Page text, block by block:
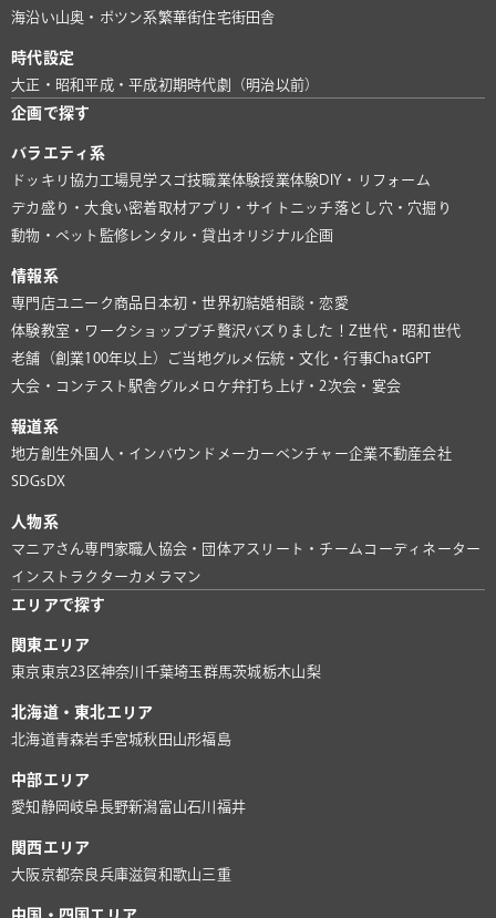
海沿い山奥・ポツン系繁華街住宅街田舎
時代設定
大正・昭和平成・平成初期時代劇（明治以前）
企画で探す
バラエティ系
ドッキリ協力 工場見学 スゴ技職業体験授業体験 DIY・リフォーム
デカ盛り・大食い密着取材アプリ・サイト ニッチ落とし穴・穴掘り
動物・ペット 監修 レンタル・貸出オリジナル企画
情報系
専門店ユニーク商品 日本初・世界初結婚相談・恋愛
体験教室・ワークショッププチ贅沢バズりました！ Z世代・昭和世代
老舗（創業100年以上）
ご当地グルメ 伝統・文化・行事ChatGPT
大会・コンテスト 駅舎グルメ ロケ弁打ち上げ・2次会・宴会
報道系
地方創生外国人・インバウンド メーカー ベンチャー企業不動産会社
SDGs DX
人物系
マニアさん専門家 職人 協会・団体アスリート・チーム コーディネーター
インストラクターカメラマン
エリアで探す
関東エリア
東京 東京23区神奈川 千葉埼玉群馬茨城栃木山梨
北海道・東北エリア
北海道青森岩手宮城秋田 山形福島
中部エリア
愛知 静岡 岐阜長野新潟富山石川 福井
関西エリア
大阪京都奈良兵庫滋賀和歌山 三重